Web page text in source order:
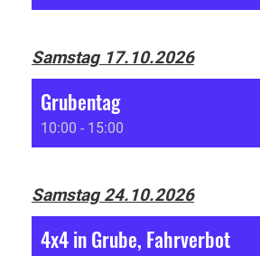
Samstag 17.10.2026
Grubentag
10:00 - 15:00
Samstag 24.10.2026
4x4 in Grube, Fahrverbot